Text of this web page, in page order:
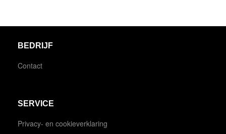
BEDRIJF
Contact
SERVICE
Privacy- en cookieverklaring